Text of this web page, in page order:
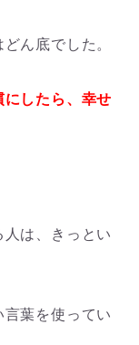
ん底でした。
したら、幸せ
は、きっとい
葉を使ってい